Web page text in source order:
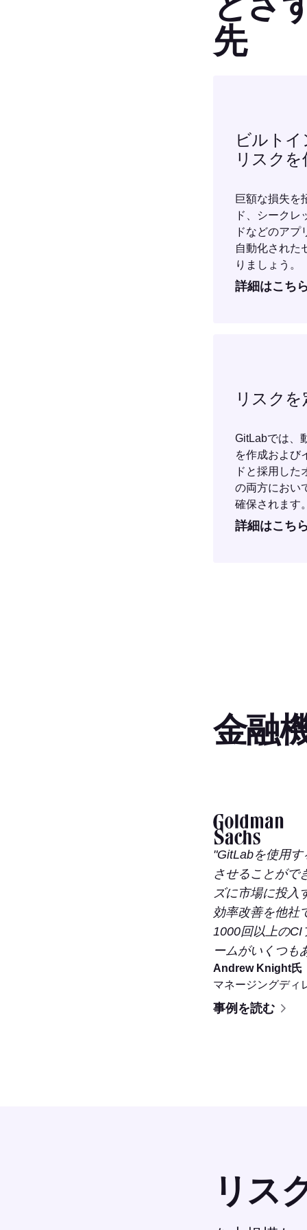
先
ビルト
リスクを
巨額な損失を
ド、シークレ
ドなどのアプ
自動化された
りましょう。
詳細はこち
リスクを
GitLabでは、
を作成および
ドと採用した
の両方におい
確保されます
詳細はこち
金融
GitLabを使用す
させることがで
ズに市場に投入
効率改善を他社
1000回以上のCI
ームがいくつも
Andrew Knight氏
マネージングディ
事例を読む
リス